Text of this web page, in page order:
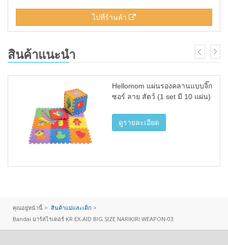
ไปที่ร้านค้า
สินค้าแนะนำ
Hellomom แผ่นรองคลานแบบจิ๊ก
ซอร์ ลาย สัตว์ (1 set มี 10 แผ่น)
ดูรายละเอียด
คุณอยู่หน้านี้ > สินค้าแม่และเด็ก >
Bandai มาร์สไรเดอร์ KR EX-AID BIG SIZE NARIKIRI WEAPON-03